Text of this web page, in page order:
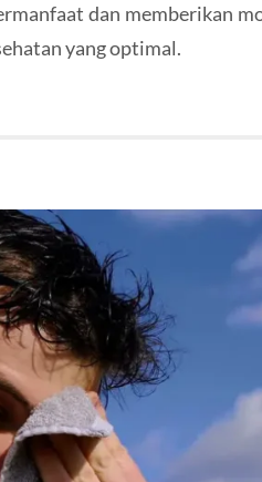
dan memberikan
yang optimal.